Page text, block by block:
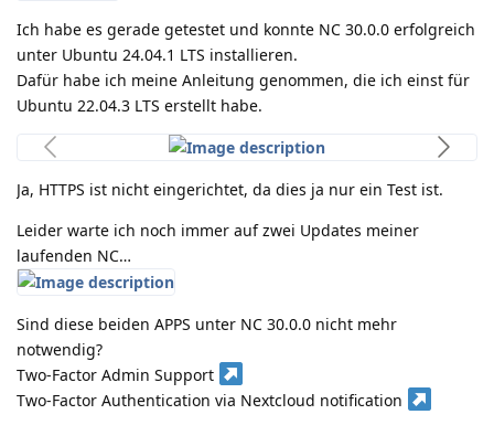
Ich habe es gerade getestet und konnte NC 30.0.0 erfolgreich
unter Ubuntu 24.04.1 LTS installieren.
Dafür habe ich meine Anleitung genommen, die ich einst für
Ubuntu 22.04.3 LTS erstellt habe.
Ja, HTTPS ist nicht eingerichtet, da dies ja nur ein Test ist.
Leider warte ich noch immer auf zwei Updates meiner
laufenden NC…
Sind diese beiden APPS unter NC 30.0.0 nicht mehr
notwendig?
Two-Factor Admin Support
Two-Factor Authentication via Nextcloud notification